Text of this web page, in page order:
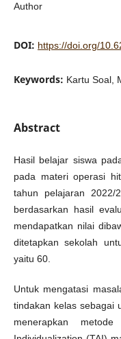
Author
DOI: https://doi.org/
Keywords: Kartu Soal,
Abstract
Hasil belajar siswa
pada materi operasi
tahun pelajaran 2022/
berdasarkan hasil
mendapatkan nilai
ditetapkan sekolah
yaitu 60.
Untuk mengatasi
tindakan kelas sebagai
menerapkan